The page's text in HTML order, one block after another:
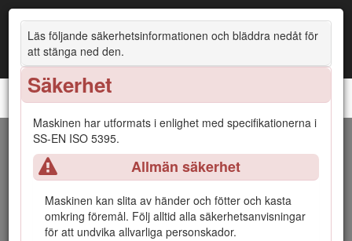
Läs följande säkerhetsinformationen och bläddra nedåt för
att stänga ned den.
Säkerhet
Maskinen har utformats i enlighet med specifikationerna i
SS-EN ISO 5395.
Allmän säkerhet
Maskinen kan slita av händer och fötter och kasta
omkring föremål. Följ alltid alla säkerhetsanvisningar
för att undvika allvarliga personskador.
Åkgräsklippare i Z Master® 8000-serien
Introduktion
Denna åkgräsklippare med roterande knivar är avsedd att
användas av yrkesförare som har anlitats för kommersiellt
arbete. Den är primärt konstruerad för att klippa gräs på väl
underhållna gräsmattor runt bostäder eller kommersiella